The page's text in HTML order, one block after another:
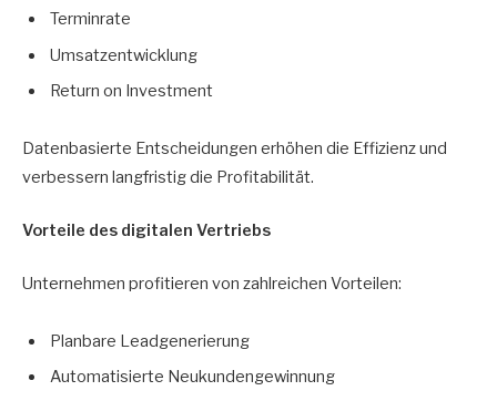
Terminrate
Umsatzentwicklung
Return on Investment
Datenbasierte Entscheidungen erhöhen die Effizienz und
verbessern langfristig die Profitabilität.
Vorteile des digitalen Vertriebs
Unternehmen profitieren von zahlreichen Vorteilen:
Planbare Leadgenerierung
Automatisierte Neukundengewinnung